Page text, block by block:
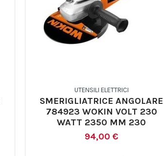
UTENSILI ELETTRICI
SMERIGLIATRICE ANGOLARE
784923 WOKIN VOLT 230
WATT 2350 MM 230
94,00 €